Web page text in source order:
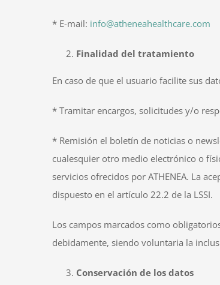
* E-mail: info@atheneahealthcare.com
Finalidad del tratamiento
En caso de que el usuario facilite sus
* Tramitar encargos, solicitudes y/o
* Remisión el boletín de noticias o
cualesquier otro medio electrónico o
servicios ofrecidos por ATHENEA. La
dispuesto en el artículo 22.2 de la LSSI.
Los campos marcados como
debidamente, siendo voluntaria la
Conservación de los datos